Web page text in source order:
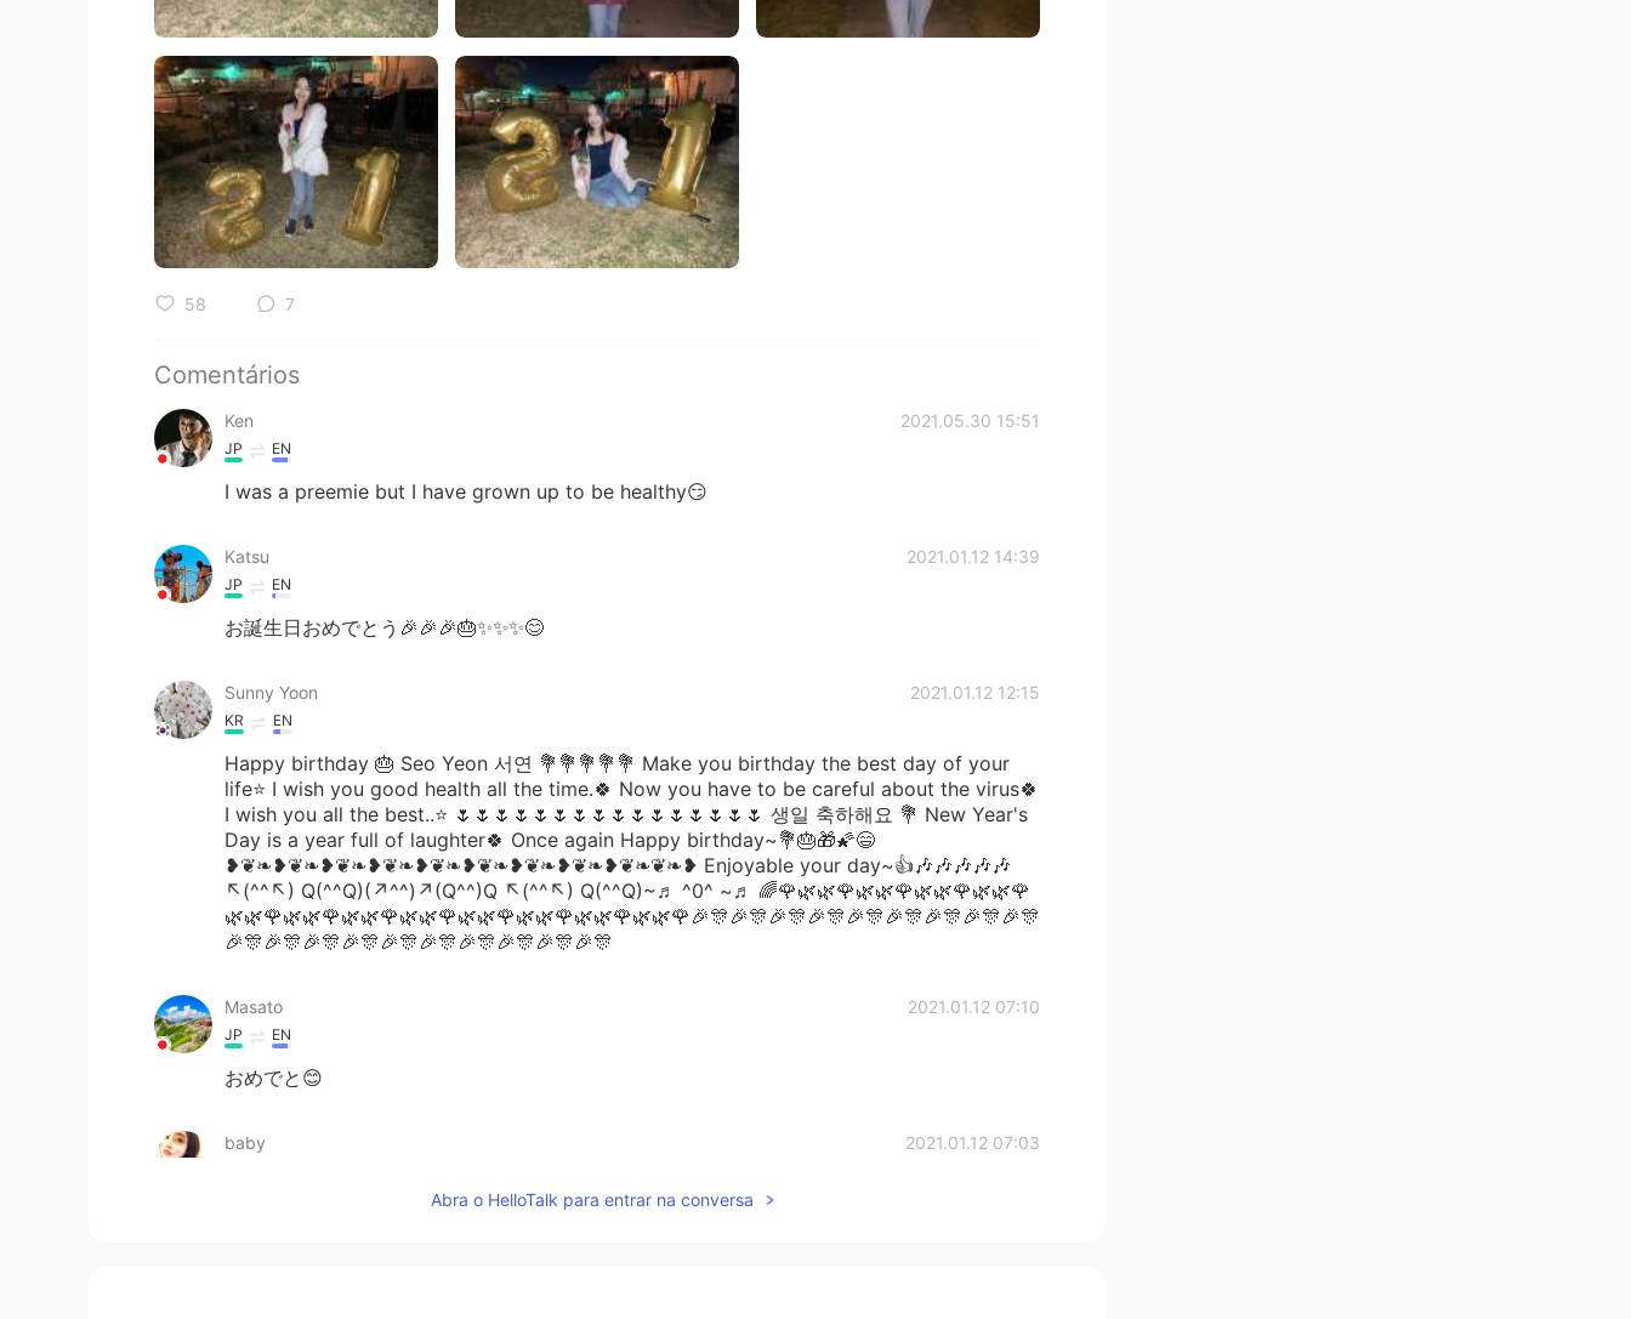
58 7
Comentários
Ken 2021.05.30 15:51
JP EN
I was a preemie but I have grown up to be healthy😏
Katsu 2021.01.12 14:39
JP EN
お誕生日おめでとう🎉🎉🎉🎂✨✨✨😊
Sunny Yoon 2021.01.12 12:15
KR EN
Happy birthday 🎂 Seo Yeon 서연 💐💐💐💐💐 Make you birthday the best day of your
life⭐ I wish you good health all the time.🍀 Now you have to be careful about the virus🍀
I wish you all the best..⭐ 🌷🌷🌷🌷🌷🌷🌷🌷🌷🌷🌷🌷🌷🌷🌷🌷 생일 축하해요 💐 New Year's
Day is a year full of laughter🍀 Once again Happy birthday~💐🎂🎁🌠😄
❥❦❧❥❦❧❥❦❧❥❦❧❥❦❧❥❦❧❥❦❧❥❦❧❥❦❧❦❧❥ Enjoyable your day~👍🎶🎶🎶🎶🎶
↖(^^↖) Q(^^Q)(↗^^)↗(Q^^)Q ↖(^^↖) Q(^^Q)~♬ ^0^ ~♬ 🌈🌹🌿🌿🌹🌿🌿🌹🌿🌿🌹🌿🌿🌹
🌿🌿🌹🌿🌿🌹🌿🌿🌹🌿🌿🌹🌿🌿🌹🌿🌿🌹🌿🌿🌹🌿🌿🌹🎉🎊🎉🎊🎉🎊🎉🎊🎉🎊🎉🎊🎉🎊🎉🎊🎉🎊
🎉🎊🎉🎊🎉🎊🎉🎊🎉🎊🎉🎊🎉🎊🎉🎊🎉🎊🎉🎊
Masato 2021.01.12 07:10
JP EN
おめでと😊
baby 2021.01.12 07:03
おめでとうございます✨素敵な一年になりますように✨
Abra o HelloTalk para entrar na conversa